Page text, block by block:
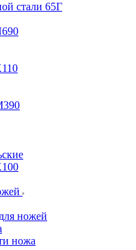
стали 65Г
ножей
ножа